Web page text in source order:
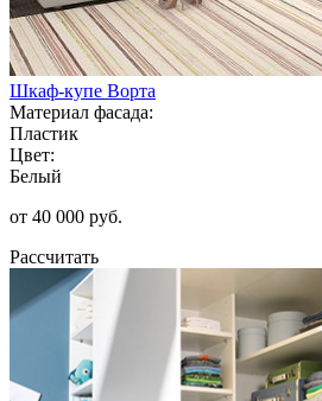
Шкаф-купе Ворта
Материал фасада:
Пластик
Цвет:
Белый
от 40 000 руб.
Рассчитать